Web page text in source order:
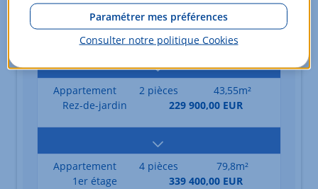
Appartement 2 pièces
43,55m²
Rez-de-jardin
228 500,00 EUR
Appartement 2 pièces
43,55m²
Rez-de-jardin
229 900,00 EUR
Appartement 4 pièces
79,8m²
1er étage
339 400,00 EUR
Paramétrer mes préférences
Consulter notre politique Cookies